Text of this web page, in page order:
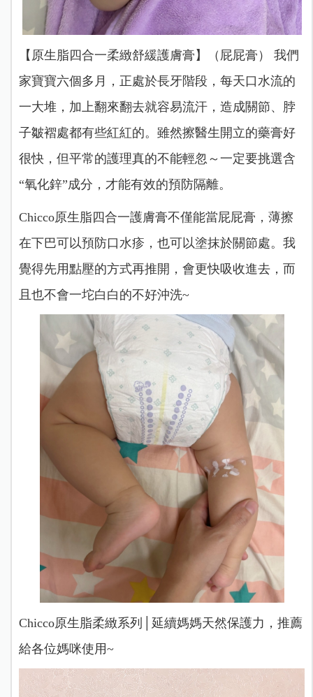
【原生脂四合一柔緻舒緩護膚膏】（屁屁膏） 我們
家寶寶六個多月，正處於長牙階段，每天口水流的
一大堆，加上翻來翻去就容易流汗，造成關節、脖
子皺褶處都有些紅紅的。 雖然擦醫生開立的藥膏好
很快，但平常的護理真的不能輕忽～ 一定要挑選含
“氧化鋅”成分，才能有效的預防隔離。
Chicco原生脂四合一護膚膏不僅能當屁屁膏，薄擦
在下巴可以預防口水疹，也可以塗抹於關節處。我
覺得先用點壓的方式再推開，會更快吸收進去，而
且也不會一坨白白的不好沖洗~
Chicco原生脂柔緻系列│延續媽媽天然保護力，推薦
給各位媽咪使用~